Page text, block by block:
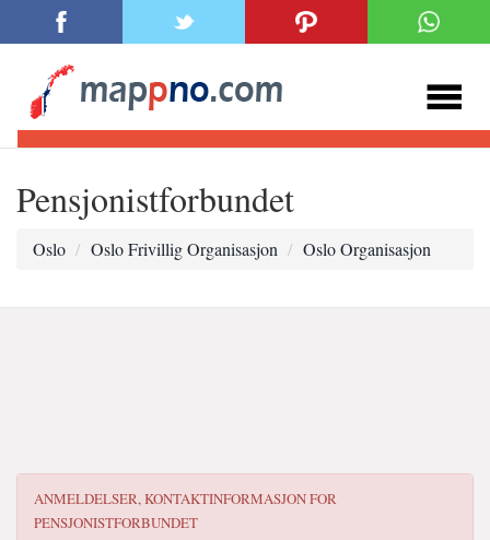
Pensjonistforbundet
Oslo Oslo Frivillig Organisasjon Oslo Organisasjon
ANMELDELSER, KONTAKTINFORMASJON FOR
PENSJONISTFORBUNDET